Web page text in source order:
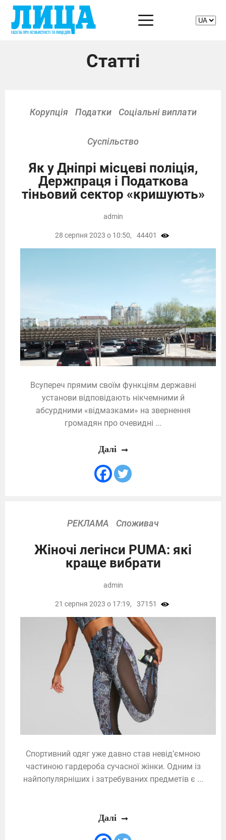
Статті
Корупція Податки Соціальні виплати
Суспільство
Як у Дніпрі місцеві поліція,
Держпраця і Податкова
тіньовий сектор «кришують»
Всупереч прямим своїм функціям державні
установи відповідають нікчемними й
абсурдними «відмазками» на звернення
громадян про очевидні ...
admin
28 серпня 2023 о 10:50, 44401
Далі
РЕКЛАМА Споживач
Жіночі легінси PUMA: які
краще вибрати
Спортивний одяг уже давно став невід’ємною
частиною гардероба сучасної жінки. Одним із
найпопулярніших і затребуваних предметів є ...
admin
21 серпня 2023 о 17:19, 37151
Далі